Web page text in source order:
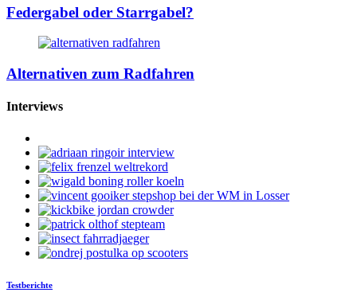
Federgabel oder Starrgabel?
Alternativen zum Radfahren
Interviews
Testberichte